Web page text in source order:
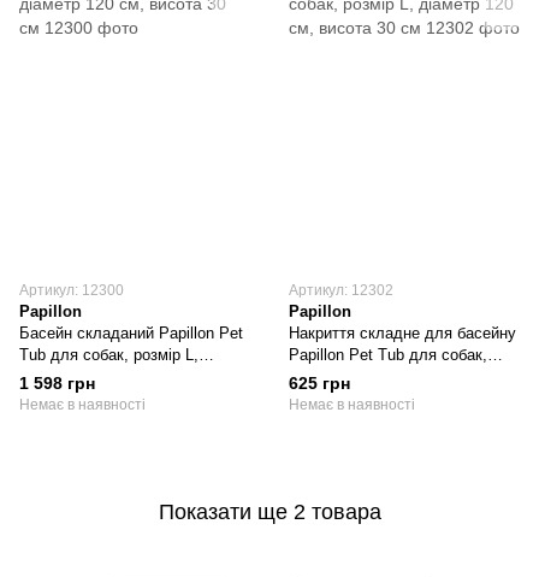
Артикул: 12300
Papillon
Басейн складаний Papillon Pet
Tub для собак, розмір L,
діаметр 120 см, висота 30 см
1 598 грн
Немає в наявності
Артикул: 12302
Papillon
Накриття складне для басейну
Papillon Pet Tub для собак,
розмір L, діаметр 120 см,
висота 30 см
625 грн
Немає в наявності
Показати ще 2 товара